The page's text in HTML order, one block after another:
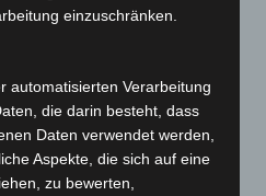
bei McDonald’s-Umbau in
beschädigt
einzuschränken.
automatisierten Verarbeitung
die darin besteht, dass
Daten verwendet werden,
Aspekte, die sich auf eine
zu bewerten,